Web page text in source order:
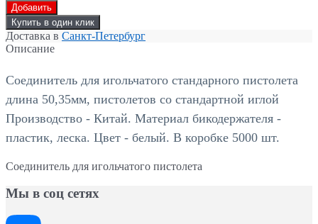
Добавить
Купить в один клик
Доставка в Санкт-Петербург
Описание
Соединитель для игольчатого стандарного пистолета
длина 50,35мм, пистолетов со стандартной иглой
Производство - Китай. Материал бикодержателя -
пластик, леска. Цвет - белый. В коробке 5000 шт.
Соединитель для игольчатого пистолета
Мы в соц сетях